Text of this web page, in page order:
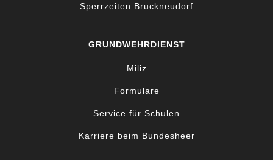
Sperrzeiten Bruckneudorf
GRUNDWEHRDIENST
Miliz
Formulare
Service für Schulen
Karriere beim Bundesheer